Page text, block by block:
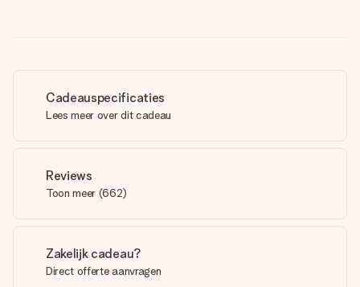
Cadeauspecificaties
Lees meer over dit cadeau
Reviews
Toon meer (662)
Zakelijk cadeau?
Direct offerte aanvragen